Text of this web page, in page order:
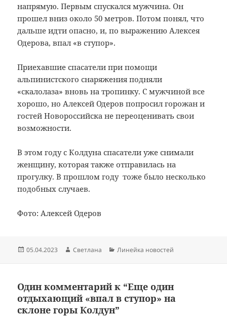
напрямую. Первым спускался мужчина. Он
прошел вниз около 50 метров. Потом понял, что
дальше идти опасно, и, по выражению Алексея
Одерова, впал «в ступор».
Приехавшие спасатели при помощи
альпинистского снаряжения подняли
«скалолаза» вновь на тропинку. С мужчиной все
хорошо, но Алексей Одеров попросил горожан и
гостей Новороссийска не переоценивать свои
возможности.
В этом году с Колдуна спасатели уже снимали
женщину, которая также отправилась на
прогулку. В прошлом году тоже было несколько
подобных случаев.
Фото: Алексей Одеров
Опубликовано
05.04.2023 Автор
Светлана Рубрики
Линейка новостей
Один комментарий к “Еще один
отдыхающий «впал в ступор» на
склоне горы Колдун”